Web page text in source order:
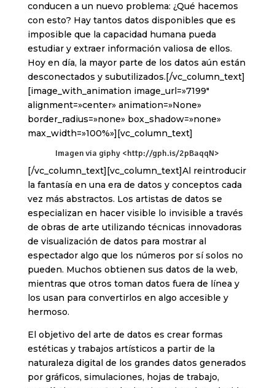
conducen a un nuevo problema: ¿Qué hacemos
con esto? Hay tantos datos disponibles que es
imposible que la capacidad humana pueda
estudiar y extraer información valiosa de ellos.
Hoy en día, la mayor parte de los datos aún están
desconectados y subutilizados.[/vc_column_text]
[image_with_animation image_url=»7199″
alignment=»center» animation=»None»
border_radius=»none» box_shadow=»none»
max_width=»100%»][vc_column_text]
Imagen via giphy <http://gph.is/2pBaqqN>
[/vc_column_text][vc_column_text]Al reintroducir
la fantasía en una era de datos y conceptos cada
vez más abstractos. Los artistas de datos se
especializan en hacer visible lo invisible a través
de obras de arte utilizando técnicas innovadoras
de visualización de datos para mostrar al
espectador algo que los números por sí solos no
pueden. Muchos obtienen sus datos de la web,
mientras que otros toman datos fuera de línea y
los usan para convertirlos en algo accesible y
hermoso.
El objetivo del arte de datos es crear formas
estéticas y trabajos artísticos a partir de la
naturaleza digital de los grandes datos generados
por gráficos, simulaciones, hojas de trabajo,